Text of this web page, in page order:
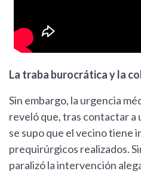
La traba burocrática y la
Sin embargo, la urgencia
reveló que, tras contactar a
se supo que el vecino tiene
prequirúrgicos realizados.
paralizó la intervención